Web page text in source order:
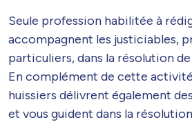
Seule profession habilitée à
accompagnent les justiciables,
particuliers, dans la résolution
En complément de cette
huissiers délivrent également
et vous guident dans la